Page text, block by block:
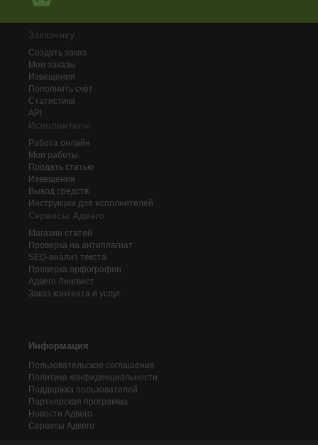
Заказчику
Создать заказ
Мои заказы
Извещения
Пополнить счёт
Статистика
API
Исполнителю
Работа онлайн
Мои работы
Продать статью
Извещения
Вывод средств
Инструкции для исполнителей
Сервисы Адвего
Магазин статей
Проверка на антиплагиат
SEO-анализ текста
Проверка орфографии
Адвего Лингвист
Заказ контента и услуг
Информация
Пользовательское соглашение
Политика конфиденциальности
Поддержка пользователей
Партнерская программа
Новости Адвего
Сервисы Адвего